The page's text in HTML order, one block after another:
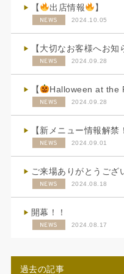
【 出店情報 】
NEWS 2024.10.05
【大切なお客様へお知
NEWS 2024.09.28
【 Halloween at the
NEWS 2024.09.28
【新メニュー情報解禁
NEWS 2024.09.01
ご来場ありがとうござ
NEWS 2024.08.18
開幕！！
NEWS 2024.08.17
過去の記事